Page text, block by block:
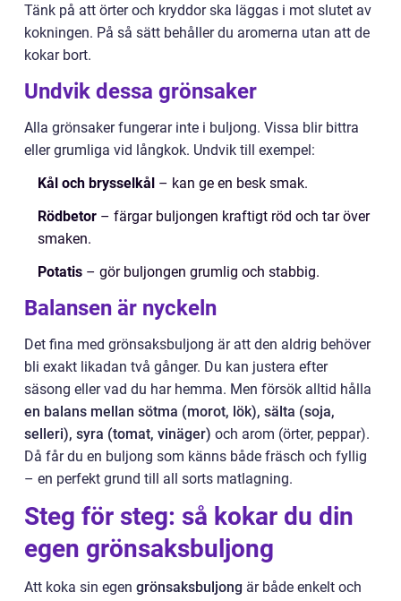
Tänk på att örter och kryddor ska läggas i mot slutet av
kokningen. På så sätt behåller du aromerna utan att de
kokar bort.
Undvik dessa grönsaker
Alla grönsaker fungerar inte i buljong. Vissa blir bittra
eller grumliga vid långkok. Undvik till exempel:
Kål och brysselkål – kan ge en besk smak.
Rödbetor – färgar buljongen kraftigt röd och tar över
smaken.
Potatis – gör buljongen grumlig och stabbig.
Balansen är nyckeln
Det fina med grönsaksbuljong är att den aldrig behöver
bli exakt likadan två gånger. Du kan justera efter
säsong eller vad du har hemma. Men försök alltid hålla
en balans mellan sötma (morot, lök), sälta (soja,
selleri), syra (tomat, vinäger) och arom (örter, peppar).
Då får du en buljong som känns både fräsch och fyllig
– en perfekt grund till all sorts matlagning.
Steg för steg: så kokar du din
egen grönsaksbuljong
Att koka sin egen grönsaksbuljong är både enkelt och